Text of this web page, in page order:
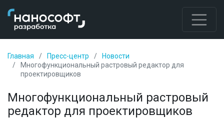
Главная Пресс-центр
Новости
Многофункциональный растровый редактор для
проектировщиков
Многофункциональный растровый
редактор для проектировщиков